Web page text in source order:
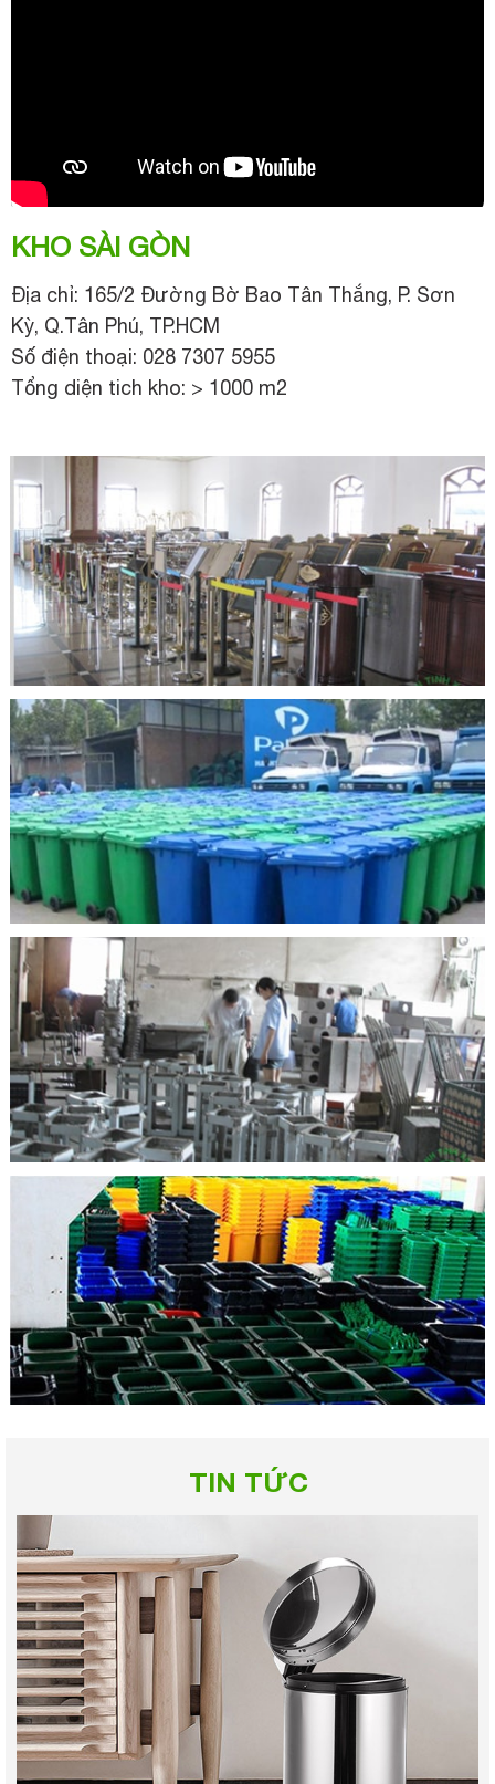
KHO SÀI GÒN
Địa chỉ: 165/2 Đường Bờ Bao Tân Thắng, P. Sơn
Kỳ, Q.Tân Phú, TP.HCM
Số điện thoại: 028 7307 5955
Tổng diện tich kho: > 1000 m2
TIN TỨC